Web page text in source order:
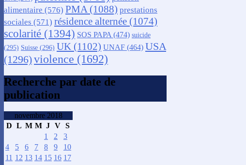
alimentaire (576) PMA(1088) prestations
sociales (571) résidence alternée (1074)
scolarité (1394) SOS PAPA(474) suicide
(295) Suisse (296) UK (1102) UNAF (464) USA
(1296)violence (1692)
Recherche par date de
publication
novembre 2018
D L M M J V S
1
2
3
4
5 6 7 8 9
10
11 12 13 14 15 16 17